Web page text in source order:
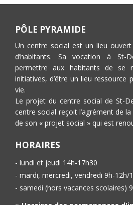
PÔLE PYRAMIDE
Un centre social est un lieu
d’habitants. Sa vocation à St-
permettre aux habitants de se
initiatives, d’être un lieu ressource
vie.
Le projet du centre social de St-
centre social reçoit l’agrément de
de son « projet social » qui est
HORAIRES
- lundi et jeudi 14h-17h30
- mardi, mercredi, vendredi 9h-12h/
- samedi (hors vacances scolaires)